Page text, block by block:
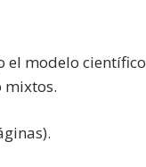
el modelo científico
mixtos.